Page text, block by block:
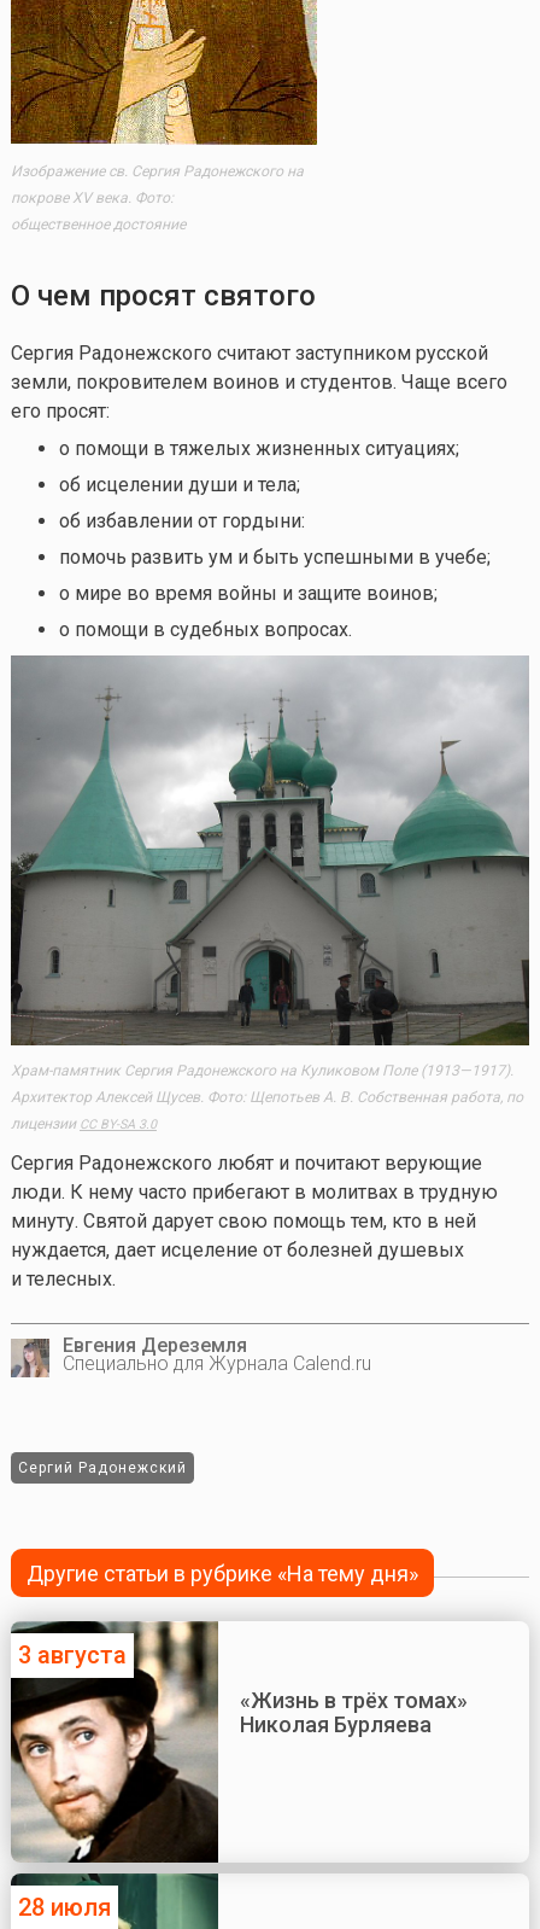
Изображение св. Сергия Радонежского на
покрове XV века. Фото:
общественное достояние
О чем просят святого
Сергия Радонежского считают заступником русской
земли, покровителем воинов и студентов. Чаще всего
его просят:
о помощи в тяжелых жизненных ситуациях;
об исцелении души и тела;
об избавлении от гордыни:
помочь развить ум и быть успешными в учебе;
о мире во время войны и защите воинов;
о помощи в судебных вопросах.
Храм-памятник Сергия Радонежского на Куликовом Поле (1913—1917).
Архитектор Алексей Щусев. Фото: Щепотьев А. В. Собственная работа, по
лицензии CC BY-SA 3.0
Сергия Радонежского любят и почитают верующие
люди. К нему часто прибегают в молитвах в трудную
минуту. Святой дарует свою помощь тем, кто в ней
нуждается, дает исцеление от болезней душевых
и телесных.
Евгения Дереземля
Специально для Журнала Calend.ru
Сергий Радонежский
Другие статьи в рубрике «На тему дня»
3 августа
«Жизнь в трёх томах»
Николая Бурляева
28 июля